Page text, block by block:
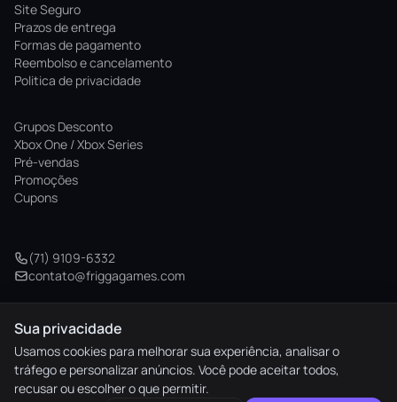
Site Seguro
Prazos de entrega
Formas de pagamento
Reembolso e cancelamento
Politica de privacidade
Grupos Desconto
Xbox One / Xbox Series
Pré-vendas
Promoções
Cupons
(71) 9109-6332
contato@friggagames.com
© 2026 Frigga Games. Todos os direitos reservados.
elo HIPER AMEX pix
Sua privacidade
Usamos cookies para melhorar sua experiência, analisar o
tráfego e personalizar anúncios. Você pode aceitar todos,
recusar ou escolher o que permitir.